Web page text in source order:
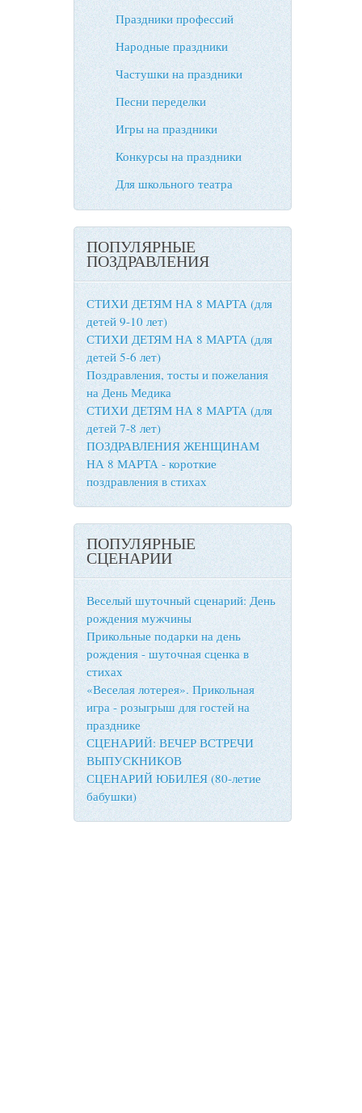
Праздники профессий
Народные праздники
Частушки на праздники
Песни переделки
Игры на праздники
Конкурсы на праздники
Для школьного театра
ПОПУЛЯРНЫЕ
ПОЗДРАВЛЕНИЯ
СТИХИ ДЕТЯМ НА 8 МАРТА (для
детей 9-10 лет)
СТИХИ ДЕТЯМ НА 8 МАРТА (для
детей 5-6 лет)
Поздравления, тосты и пожелания
на День Медика
СТИХИ ДЕТЯМ НА 8 МАРТА (для
детей 7-8 лет)
ПОЗДРАВЛЕНИЯ ЖЕНЩИНАМ
НА 8 МАРТА - короткие
поздравления в стихах
ПОПУЛЯРНЫЕ
СЦЕНАРИИ
Веселый шуточный сценарий: День
рождения мужчины
Прикольные подарки на день
рождения - шуточная сценка в
стихах
«Веселая лотерея». Прикольная
игра - розыгрыш для гостей на
празднике
СЦЕНАРИЙ: ВЕЧЕР ВСТРЕЧИ
ВЫПУСКНИКОВ
СЦЕНАРИЙ ЮБИЛЕЯ (80-летие
бабушки)